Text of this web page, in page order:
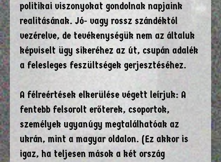
politikai viszonyokat gondolnak napjaink
realitásának. Jó- vagy rossz szándéktól
vezérelve, de tevékenységük nem az általuk
képviselt ügy sikeréhez az út, csupán adalék
a felesleges feszültségek gerjesztéséhez.
A félreértések elkerülése végett leírjuk: A
fentebb felsorolt erőterek, csoportok,
személyek ugyanúgy megtalálhatóak az
ukrán, mint a magyar oldalon. (Ez akkor is
igaz, ha teljesen mások a két ország